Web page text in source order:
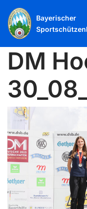
Bayerischer
DM